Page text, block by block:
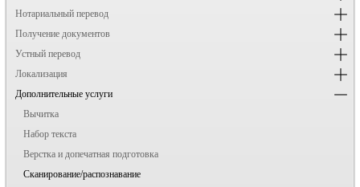
Нотариальный перевод
Получение документов
Устный перевод
Локализация
Дополнительные услуги
Вычитка
Набор текста
Верстка и допечатная подготовка
Сканирование/распознавание